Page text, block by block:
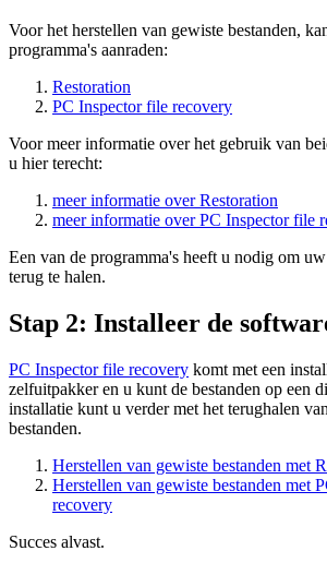
Voor het herstellen van gewiste bestanden,
programma's aanraden:
Restoration
PC Inspector file recovery
Voor meer informatie over het gebruik van
u hier terecht:
meer informatie over Restoration
meer informatie over PC Inspector file
Een van de programma's heeft u nodig om
terug te halen.
Stap 2: Installeer de
PC Inspector file recovery komt met een
zelfuitpakker en u kunt de bestanden op een
installatie kunt u verder met het terughalen
bestanden.
Herstellen van gewiste bestanden met
Herstellen van gewiste bestanden met
recovery
Succes alvast.